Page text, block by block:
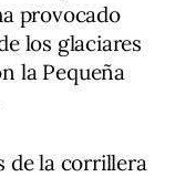
provocado
los glaciares
la Pequeña
de la corrillera